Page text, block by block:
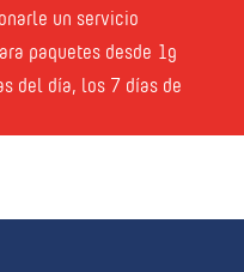
un servicio
paquetes desde 1g
del día, los 7 días de